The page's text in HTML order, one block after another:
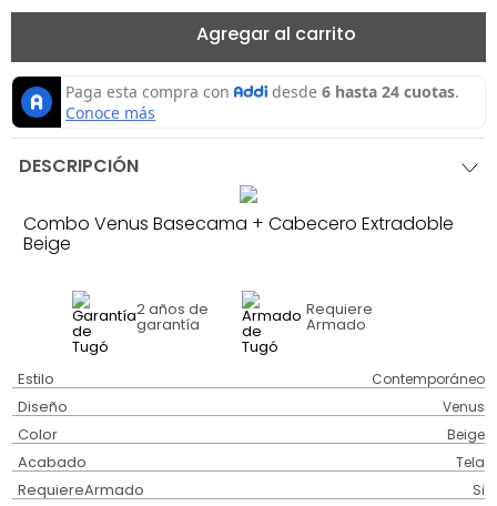
Agregar al carrito
DESCRIPCIÓN
Combo Venus Basecama + Cabecero Extradoble
Beige
2 años de
garantía
Requiere
Armado
Estilo Contemporáneo
Diseño Venus
Color Beige
Acabado Tela
RequiereArmado Si